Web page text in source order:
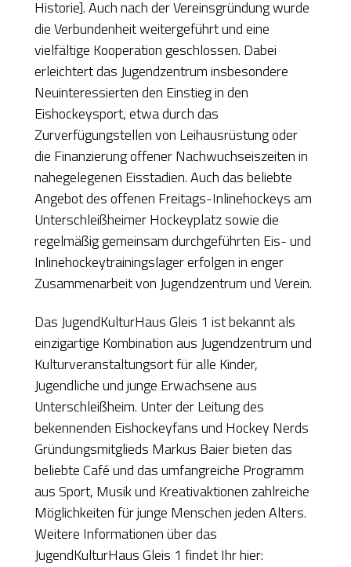
Historie]. Auch nach der Vereinsgründung wurde
die Verbundenheit weitergeführt und eine
vielfältige Kooperation geschlossen. Dabei
erleichtert das Jugendzentrum insbesondere
Neuinteressierten den Einstieg in den
Eishockeysport, etwa durch das
Zurverfügungstellen von Leihausrüstung oder
die Finanzierung offener Nachwuchseiszeiten in
nahegelegenen Eisstadien. Auch das beliebte
Angebot des offenen Freitags-Inlinehockeys am
Unterschleißheimer Hockeyplatz sowie die
regelmäßig gemeinsam durchgeführten Eis- und
Inlinehockeytrainingslager erfolgen in enger
Zusammenarbeit von Jugendzentrum und Verein.
Das JugendKulturHaus Gleis 1 ist bekannt als
einzigartige Kombination aus Jugendzentrum und
Kulturveranstaltungsort für alle Kinder,
Jugendliche und junge Erwachsene aus
Unterschleißheim. Unter der Leitung des
bekennenden Eishockeyfans und Hockey Nerds
Gründungsmitglieds Markus Baier bieten das
beliebte Café und das umfangreiche Programm
aus Sport, Musik und Kreativaktionen zahlreiche
Möglichkeiten für junge Menschen jeden Alters.
Weitere Informationen über das
JugendKulturHaus Gleis 1 findet Ihr hier: